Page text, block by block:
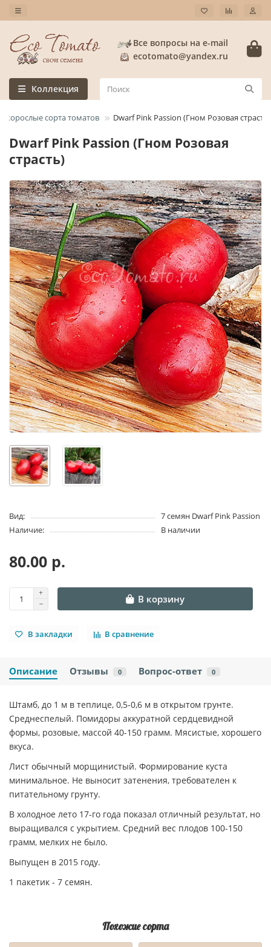
Все вопросы на e-mail
ecotomato@yandex.ru
Коллекция
сорта томатов Dwarf Pink Passion (Гном Розовая страсть)
Dwarf Pink Passion (Гном Розовая
страсть)
Вид:
7 семян Dwarf Pink Passion
Наличие:
В наличии
80.00 р.
В корзину
В закладки В сравнение
Описание Отзывы 0 Вопрос-ответ 0
Штамб, до 1 м в теплице, 0,5-0,6 м в открытом грунте.
Среднеспелый. Помидоры аккуратной сердцевидной
формы, розовые, массой 40-150 грамм. Мясистые, хорошего
вкуса.
Лист обычный морщинистый. Формирование куста
минимальное. Не выносит затенения, требователен к
питательному грунту.
В холодное лето 17-го года показал отличный результат, но
выращивался с укрытием. Средний вес плодов 100-150
грамм, мелких не было.
Выпущен в 2015 году.
1 пакетик - 7 семян.
Похожие сорта